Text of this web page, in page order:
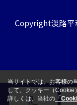
Copyright淡路平
当サイトでは、お客様の
して、クッキー（Cookie
詳しくは、当社の 「